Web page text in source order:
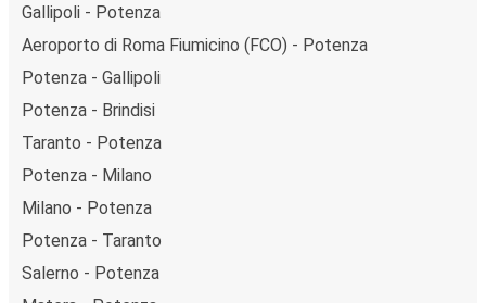
Gallipoli - Potenza
Aeroporto di Roma Fiumicino (FCO) - Potenza
Potenza - Gallipoli
Potenza - Brindisi
Taranto - Potenza
Potenza - Milano
Milano - Potenza
Potenza - Taranto
Salerno - Potenza